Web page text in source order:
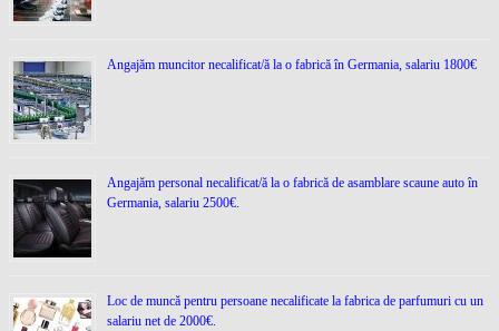
Angajăm muncitor necalificat/ă la o fabrică în Germania, salariu 1800€
Angajăm personal necalificat/ă la o fabrică de asamblare scaune auto în
Germania, salariu 2500€.
Loc de muncǎ pentru persoane necalificate la fabrica de parfumuri cu un
salariu net de 2000€.